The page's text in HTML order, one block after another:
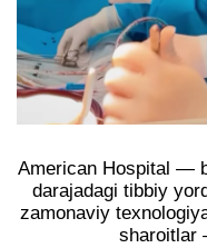
American Hospital —
darajadagi tibbiy
zamonaviy
sharoitlar